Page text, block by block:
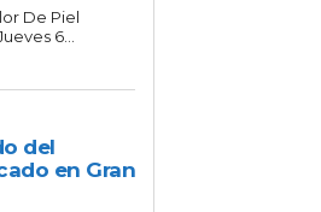
De Piel
6...
del
en Gran